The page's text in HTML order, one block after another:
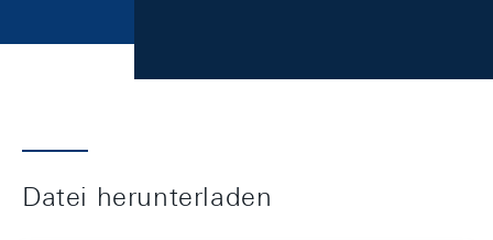
Datei herunterladen